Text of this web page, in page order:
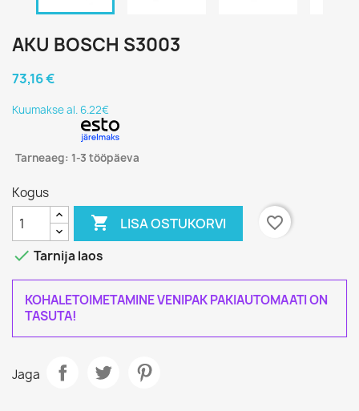
AKU BOSCH S3003
73,16 €
Kuumakse al. 6.22€
Tarneaeg: 1-3 tööpäeva
Kogus
 LISA OSTUKORVI
favorite_border
 Tarnija laos
KOHALETOIMETAMINE VENIPAK PAKIAUTOMAATI ON
TASUTA!
Jaga